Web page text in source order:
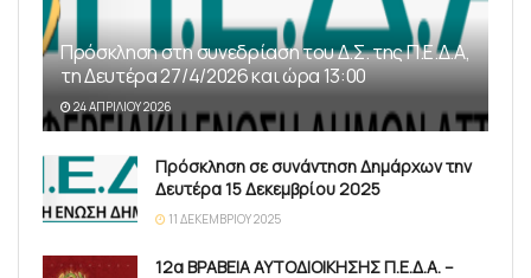
Πρόσκληση στη συνεδρίαση του Δ.Σ. της Π.Ε.Δ.Α,
τη Δευτέρα 27/4/2026 και ώρα 13:00
24 ΑΠΡΙΛΊΟΥ 2026
Πρόσκληση σε συνάντηση Δημάρχων την
Δευτέρα 15 Δεκεμβρίου 2025
11 ΔΕΚΕΜΒΡΊΟΥ 2025
12α ΒΡΑΒΕΙΑ ΑΥΤΟΔΙΟΙΚΗΣΗΣ Π.Ε.Δ.Α. –